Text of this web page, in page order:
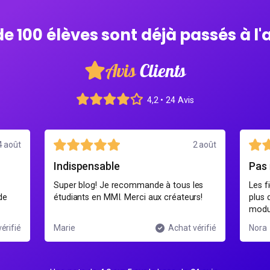
100 élèves sont déjà passés à
AvisClients
4,2 • 24 Avis
août 2 août
Indispensable
Super blog! Je recommande à tous les
étudiants en MMI. Merci aux créateurs!
Marie Achat vérifié
Pas
Les
plus
Nora